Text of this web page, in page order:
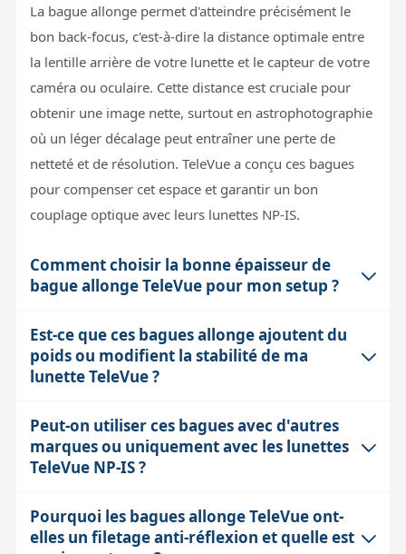
La bague allonge permet d'atteindre précisément le
bon back-focus, c'est-à-dire la distance optimale entre
la lentille arrière de votre lunette et le capteur de votre
caméra ou oculaire. Cette distance est cruciale pour
obtenir une image nette, surtout en astrophotographie
où un léger décalage peut entraîner une perte de
netteté et de résolution. TeleVue a conçu ces bagues
pour compenser cet espace et garantir un bon
couplage optique avec leurs lunettes NP-IS.
Comment choisir la bonne épaisseur de
bague allonge TeleVue pour mon setup ?
Le choix de la bague dépend de la combinaison exacte
de votre lunette, du correcteur (comme le TVLCL-1069)
et de votre caméra. TeleVue fournit des schémas précis
configuration. Il est important de respecter ces
recommandations car un écart même de quelques
6 bagues permet aussi de combiner plusieurs
épaisseurs pour ajuster précisément le back-focus.
Est-ce que ces bagues allonge ajoutent du
poids ou modifient la stabilité de ma
lunette TeleVue ?
Ces bagues sont en aluminium anodisé, donc légères
et robustes. Leur poids est minime par rapport à
l'ensemble du tube optique et n'a pas d'impact
Elles s’intègrent de manière sécurisée grâce aux
Peut-on utiliser ces bagues avec d'autres
marques ou uniquement avec les lunettes
TeleVue NP-IS ?
Ces bagues sont spécifiquement conçues pour les
porte-oculaires 2.4" (61mm) de la série NP-IS de
Pourquoi les bagues allonge TeleVue ont-
elles un filetage anti-réflexion et quelle est